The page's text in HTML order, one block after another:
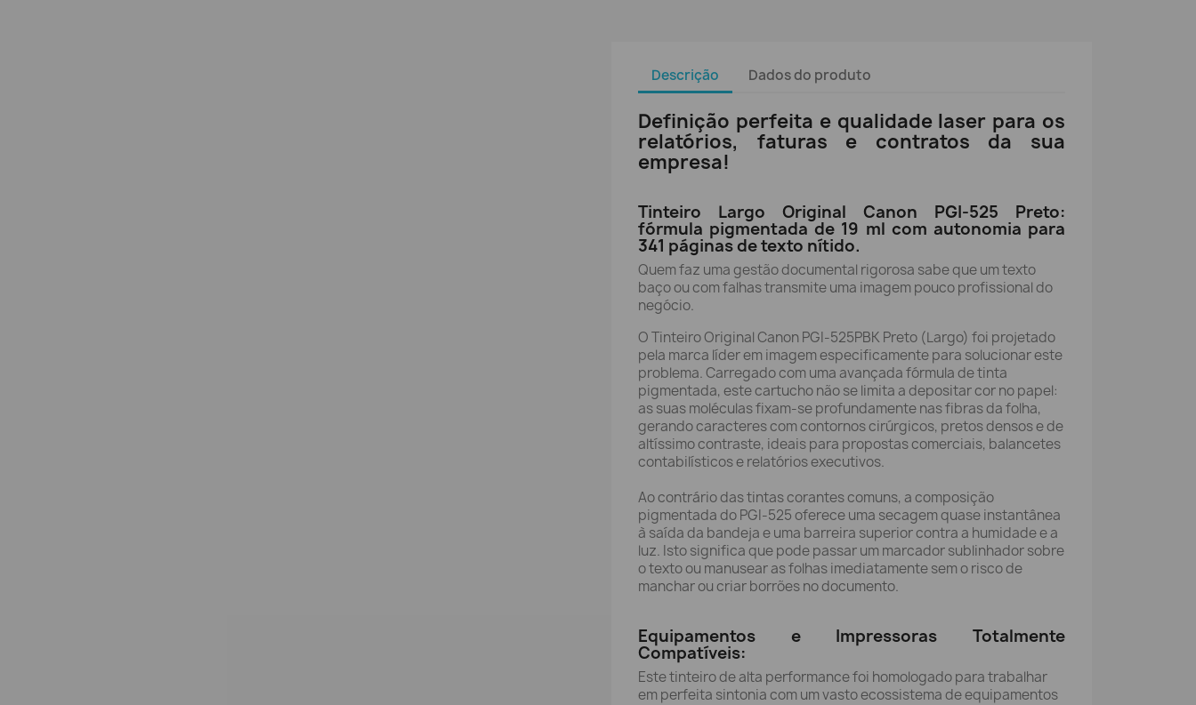
Descrição Dados do produto
Definição perfeita e qualidade laser para os
relatórios, faturas e contratos da sua
empresa!
Tinteiro Largo Original Canon PGI-525 Preto:
fórmula pigmentada de 19 ml com autonomia para
341 páginas de texto nítido.
Quem faz uma gestão documental rigorosa sabe que um texto
baço ou com falhas transmite uma imagem pouco profissional do
negócio.
O Tinteiro Original Canon PGI-525PBK Preto (Largo) foi projetado
pela marca líder em imagem especificamente para solucionar este
problema. Carregado com uma avançada fórmula de tinta
pigmentada, este cartucho não se limita a depositar cor no papel:
as suas moléculas fixam-se profundamente nas fibras da folha,
gerando caracteres com contornos cirúrgicos, pretos densos e de
altíssimo contraste, ideais para propostas comerciais, balancetes
contabilísticos e relatórios executivos.
Ao contrário das tintas corantes comuns, a composição
pigmentada do PGI-525 oferece uma secagem quase instantânea
à saída da bandeja e uma barreira superior contra a humidade e a
luz. Isto significa que pode passar um marcador sublinhador sobre
o texto ou manusear as folhas imediatamente sem o risco de
manchar ou criar borrões no documento.
Equipamentos e Impressoras Totalmente
Compatíveis:
Este tinteiro de alta performance foi homologado para trabalhar
em perfeita sintonia com um vasto ecossistema de equipamentos